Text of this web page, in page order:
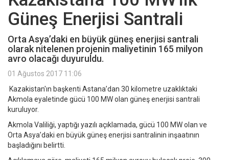
Güneş Enerjisi Santrali
Orta Asya’daki en büyük güneş enerjisi santrali
olarak nitelenen projenin maliyetinin 165 milyon
avro olacağı duyuruldu.
01 Ağustos 2017 11:06
Kazakistan'ın başkenti Astana’dan 30 kilometre uzaklıktaki
Akmola eyaletinde gücü 100 MW olan güneş enerjisi santrali
kuruluyor.
Akmola Valiliği, yaptığı yazılı açıklamada, gücü 100 MW olan ve
Orta Asya’daki en büyük güneş enerjisi santralinin inşaatının
başladığını belirtti.